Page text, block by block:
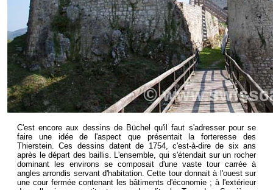
C'est encore aux dessins de Büchel qu'il faut s'adresser pour se
faire une idée de l'aspect que présentait la forteresse des
Thierstein. Ces dessins datent de 1754, c'est-à-dire de six ans
après le départ des baillis. L'ensemble, qui s'étendait sur un rocher
dominant les environs se composait d'une vaste tour carrée à
angles arrondis servant d'habitation. Cette tour donnait à l'ouest sur
une cour fermée contenant les bâtiments d'économie ; à l'extérieur